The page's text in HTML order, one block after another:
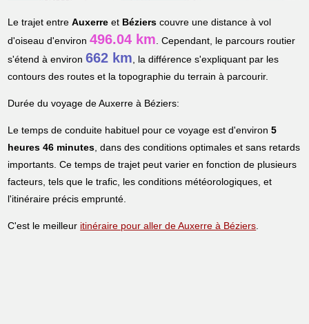
Le trajet entreAuxerre et Béziers couvre une distance à vol
d'oiseau d'environ496.04 km. Cependant, le parcours routier
s'étend à environ662 km, la différence s'expliquant par les
contours des routes et la topographie du terrain à parcourir.
Durée du voyage de Auxerre à Béziers:
Le temps de conduite habituel pour ce voyage est d'environ5
heures 46 minutes, dans des conditions optimales et sans retards
importants. Ce temps de trajet peut varier en fonction de plusieurs
facteurs, tels que le trafic, les conditions météorologiques, et
l'itinéraire précis emprunté.
C'est le meilleur itinéraire pour aller de Auxerre à Béziers.